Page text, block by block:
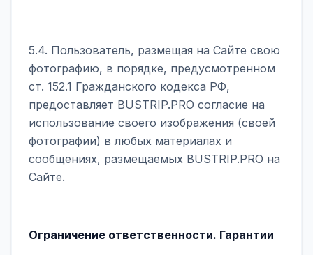
5.4. Пользователь, размещая на Сайте свою
фотографию, в порядке, предусмотренном
ст. 152.1 Гражданского кодекса РФ,
предоставляет BUSTRIP.PRO согласие на
использование своего изображения (своей
фотографии) в любых материалах и
сообщениях, размещаемых BUSTRIP.PRO на
Сайте.
Ограничение ответственности. Гарантии